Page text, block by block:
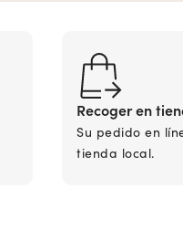
Recoger en
Su pedido en
tienda local.